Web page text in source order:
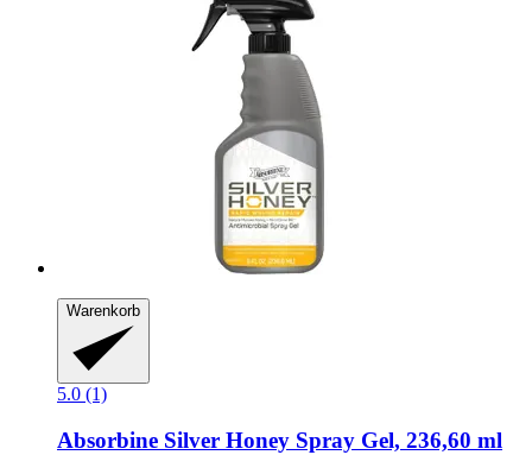
Warenkorb
5.0 (1)
Absorbine Silver Honey Spray Gel, 236,60 ml